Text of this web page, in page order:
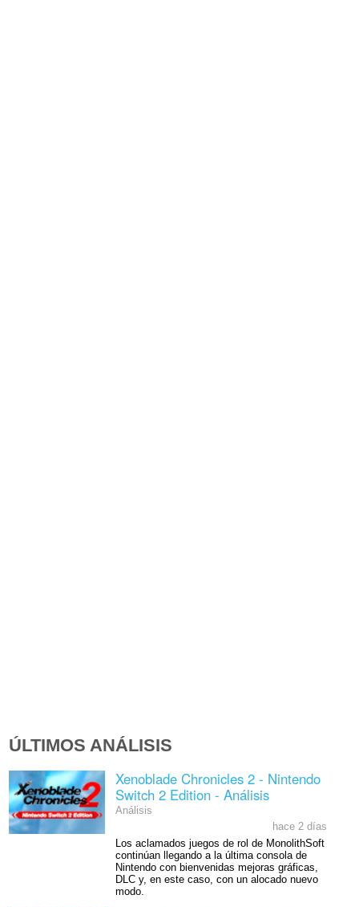
ÚLTIMOS ANÁLISIS
Xenoblade Chronicles 2 - Nintendo
Switch 2 Edition - Análisis
Análisis
hace 2 días
Los aclamados juegos de rol de MonolithSoft
continúan llegando a la última consola de
Nintendo con bienvenidas mejoras gráficas,
DLC y, en este caso, con un alocado nuevo
modo.